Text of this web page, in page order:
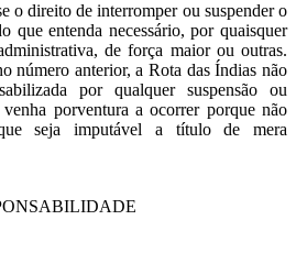
o direito de interromper ou suspender o
que entenda necessário, por quaisquer
de força maior ou outras.
número anterior, a Rota das Índias não
por qualquer suspensão ou
porventura a ocorrer porque não
seja imputável a título de mera